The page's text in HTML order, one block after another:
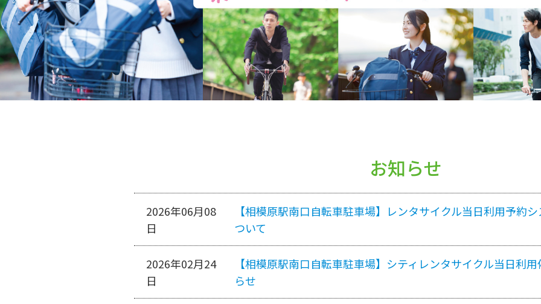
お知らせ
2026年06月08
日
【相模原駅南口自転車駐車場】レンタサイクル当日利用予約
ついて
2026年02月24
日
【相模原駅南口自転車駐車場】シティレンタサイクル当日利
らせ